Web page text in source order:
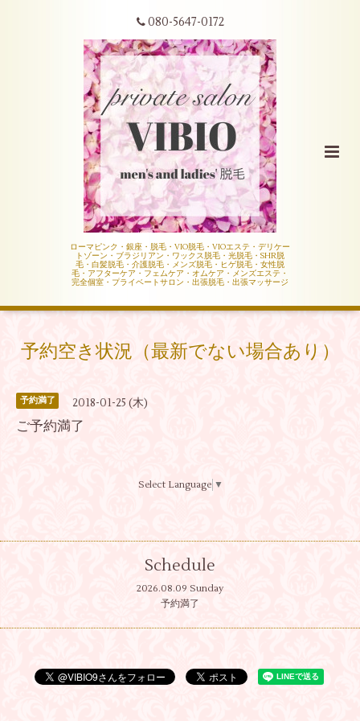
080-5647-0172
ローマピンク・銀座・脱毛・VIO脱毛・VIOエステ・デリケー
トゾーン・ブラジリアン・ワックス脱毛・光脱毛・SHR脱
毛・白髪脱毛・介護脱毛・メンズ脱毛・ヒゲ脱毛・女性脱
毛・アフターケア・フェムケア・オムケア・メンズエステ・
完全個室・プライベートサロン・出張脱毛・出張マッサージ
予約空き状況（最新でない場合あり）
予約満了 2018-01-25 (木)
ご予約満了
Select Language ▼
Schedule
2026.08.09 Sunday
予約満了